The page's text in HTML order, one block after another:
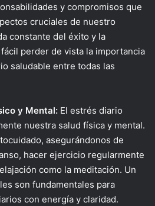
y compromisos que
cruciales de nuestro
constante del éxito y la
perder de vista la importancia
saludable entre todas las
y Mental: El estrés diario
nuestra salud física y mental.
asegurándonos de
hacer ejercicio regularmente
como la meditación. Un
son fundamentales para
con energía y claridad.